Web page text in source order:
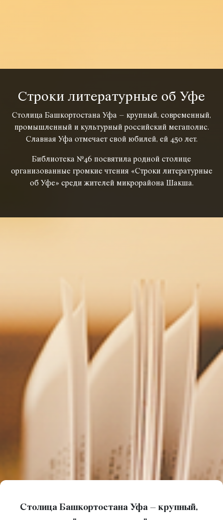
Строки литературные об Уфе
Столица Башкортостана Уфа – крупный, современный,
промышленный и культурный российский мегаполис.
Славная Уфа отмечает свой юбилей, ей 450 лет.
Библиотека №46 посвятила родной столице
организованные громкие чтения «Строки литературные
об Уфе» среди жителей микрорайона Шакша.
Столица Башкортостана Уфа – крупный,